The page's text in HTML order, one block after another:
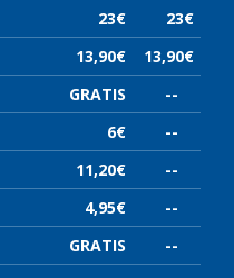
23€
23€
13,90€
13,90€
GRATIS
--
6€
--
11,20€
--
4,95€
--
GRATIS --